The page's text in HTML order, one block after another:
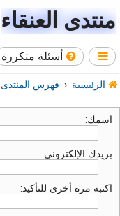
منتدى العنقاء
أسئلة متكررة
الرئيسية فهرس المنتدى
اسمك:
بريدك الإلكتروني:
اكتبه مرة أخرى للتأكيد: